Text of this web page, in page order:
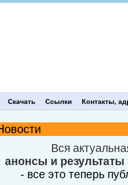
Скачать Ссылки Контакты,
Вся
анонсы и результаты
- все это теперь